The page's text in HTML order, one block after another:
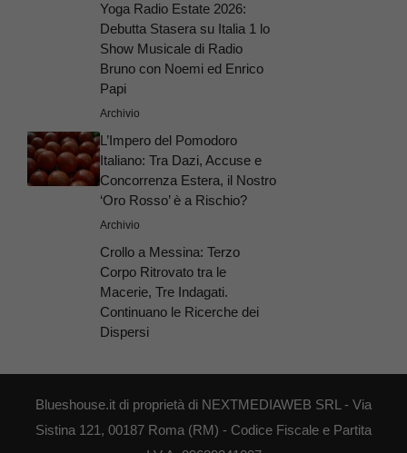
Yoga Radio Estate 2026:
Debutta Stasera su Italia 1 lo
Show Musicale di Radio
Bruno con Noemi ed Enrico
Papi
Archivio
L’Impero del Pomodoro
Italiano: Tra Dazi, Accuse e
Concorrenza Estera, il Nostro
‘Oro Rosso’ è a Rischio?
Archivio
Crollo a Messina: Terzo
Corpo Ritrovato tra le
Macerie, Tre Indagati.
Continuano le Ricerche dei
Dispersi
Blueshouse.it di proprietà di NEXTMEDIAWEB SRL - Via
Sistina 121, 00187 Roma (RM) - Codice Fiscale e Partita